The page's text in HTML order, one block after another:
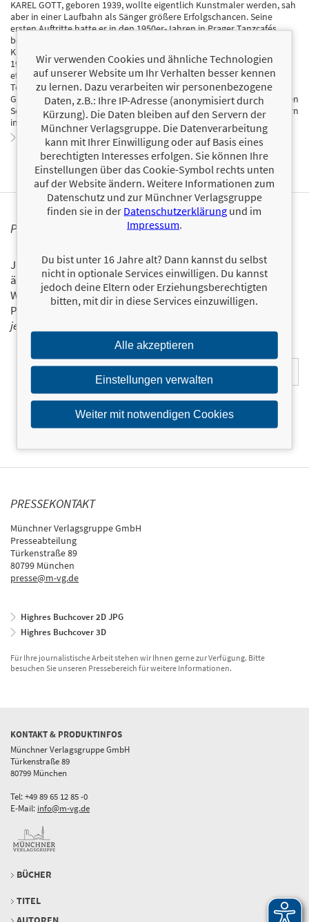
KAREL GOTT, geboren 1939, wollte eigentlich Kunstmaler werden, sah
aber in einer Laufbahn als Sänger größere Erfolgschancen. Seine
ersten Auftritte hatte er in den 1950er-Jahren in Prager Tanzcafés,
bereits Anfang der 1960er-Jahre gehörte er zu den populärsten
Künstlern des Landes. Dank des politischen Tauwetters Mitte der
1960er-Jahre gelang es ihm, sich auch im Westen als Sänger zu
etablieren. Bis heute hat er schätzungsweise 50 bis 100 Millionen
Tonträger verkauft, davon rund 25 Millionen in Deutschland. Karel
Gott wurde mit mehr als 50 Diamant-, Platin-, Goldenen und Silbernen
Schallplatten ausgezeichnet. Er lebt mit seiner Frau und zwei Töchtern
in Prag.
Zum Profil von Karel Gott
PERSONALISIERTE PRODUKTINFORMATIONEN
Ja, ich will über interessante Neuerscheinungen und
ähnliche Produkte informiert werden.
Wir halten Sie per E-Mail auf dem aktuellen Stand über das
Programm der Münchner Verlagsgruppe.
Tragen Sie sich
jetzt ein!
PRESSEKONTAKT
Münchner Verlagsgruppe GmbH
Presseabteilung
Türkenstraße 89
80799 München
presse@m-vg.de
Highres Buchcover 2D JPG
Highres Buchcover 3D
Für Ihre journalistische Arbeit stehen wir Ihnen gerne zur Verfügung. Bitte
besuchen Sie unseren Pressebereich für weitere Informationen.
KONTAKT & PRODUKTINFOS
Münchner Verlagsgruppe GmbH
Türkenstraße 89
80799 München
Tel: +49 89 65 12 85 -0
E-Mail: info@m-vg.de
BÜCHER
TITEL
Wir verwenden Cookies und ähnliche Technologien
auf unserer Website um Ihr Verhalten besser kennen
zu lernen. Dazu verarbeiten wir personenbezogene
Daten, z.B.: Ihre IP-Adresse (anonymisiert durch
Kürzung). Die Daten bleiben auf den Servern der
Münchner Verlagsgruppe. Die Datenverarbeitung
kann mit Ihrer Einwilligung oder auf Basis eines
berechtigten Interesses erfolgen. Sie können Ihre
Einstellungen über das Cookie-Symbol rechts unten
auf der Website ändern. Weitere Informationen zum
Datenschutz und zur Münchner Verlagsgruppe
finden sie in der Datenschutzerklärung und im
Impressum.
Du bist unter 16 Jahre alt? Dann kannst du selbst
nicht in optionale Services einwilligen. Du kannst
jedoch deine Eltern oder Erziehungsberechtigten
bitten, mit dir in diese Services einzuwilligen.
Alle akzeptieren
Einstellungen verwalten
Weiter mit notwendigen Cookies